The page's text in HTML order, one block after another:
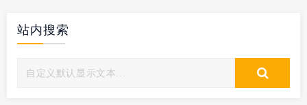
站内搜索